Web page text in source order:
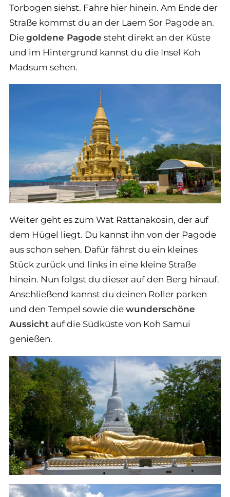
Torbogen siehst. Fahre hier hinein. Am Ende der
Straße kommst du an der Laem Sor Pagode an.
Die goldene Pagode steht direkt an der Küste
und im Hintergrund kannst du die Insel Koh
Madsum sehen.
Weiter geht es zum Wat Rattanakosin, der auf
dem Hügel liegt. Du kannst ihn von der Pagode
aus schon sehen. Dafür fährst du ein kleines
Stück zurück und links in eine kleine Straße
hinein. Nun folgst du dieser auf den Berg hinauf.
Anschließend kannst du deinen Roller parken
und den Tempel sowie die wunderschöne
Aussicht auf die Südküste von Koh Samui
genießen.